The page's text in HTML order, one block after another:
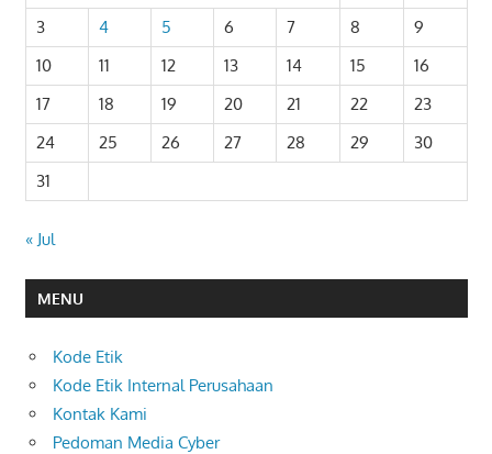
3
4 5 6 7 8
9
10
11 12 13 14 15
16
17
18 19 20 21 22
23
24
25 26 27 28 29
30
31
« Jul
MENU
Kode Etik
Kode Etik Internal Perusahaan
Kontak Kami
Pedoman Media Cyber